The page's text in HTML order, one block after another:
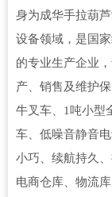
身为成华手拉葫
设备领域，是国
的专业生产企业
产、销售及维护
牛叉车、1吨小型
车、低噪音静音
小巧、续航持久
电商仓库、物流